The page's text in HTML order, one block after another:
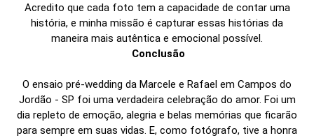
Acredito que cada foto tem a capacidade de contar uma
história, e minha missão é capturar essas histórias da
maneira mais autêntica e emocional possível.
Conclusão
O ensaio pré-wedding da Marcele e Rafael em Campos do
Jordão - SP foi uma verdadeira celebração do amor. Foi um
dia repleto de emoção, alegria e belas memórias que ficarão
para sempre em suas vidas. E, como fotógrafo, tive a honra